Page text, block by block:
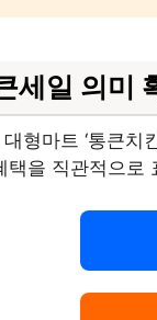
세일 의미
대형마트 ‘통큰
택을 직관적으